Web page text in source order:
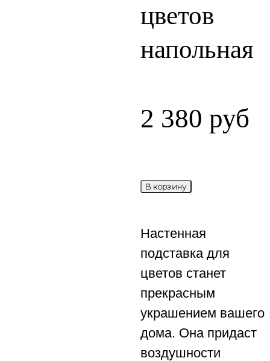
цветов
напольная
2 380 руб
В корзину
Настенная
подставка для
цветов станет
прекрасным
украшением вашего
дома. Она придаст
воздушности